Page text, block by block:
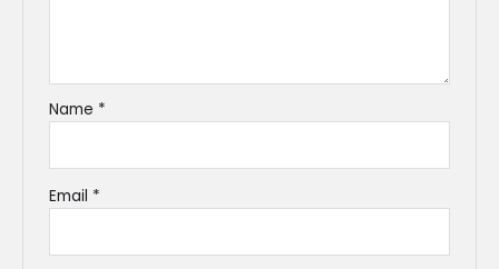
Name *
Email *